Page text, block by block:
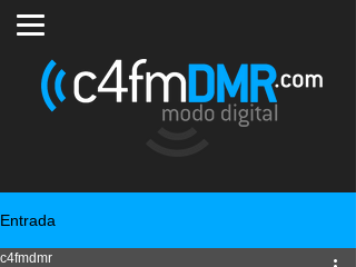
Entrada
c4fmdmr